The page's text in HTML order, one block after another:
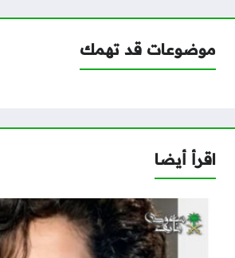
موضوعات قد تهمك
اقرأ أيضا